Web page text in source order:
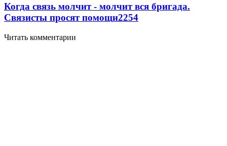
Когда связь молчит - молчит вся бригада.
Связисты просят помощи2254
Читать комментарии